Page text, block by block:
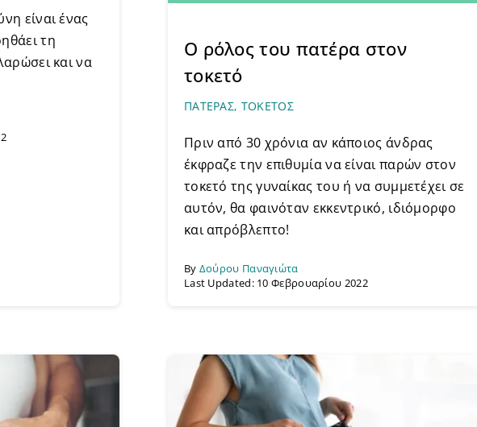
είναι ένας
τη
και να
Ο ρόλος του πατέρα στον
τοκετό
ΠΑΤΕΡΑΣ, ΤΟΚΕΤΟΣ
Πριν από 30 χρόνια αν κάποιος άνδρας
έκφραζε την επιθυμία να είναι παρών στον
τοκετό της γυναίκας του ή να συμμετέχει σε
αυτόν, θα φαινόταν εκκεντρικό, ιδιόμορφο
και απρόβλεπτο!
By Δούρου Παναγιώτα
Last Updated: 10 Φεβρουαρίου 2022